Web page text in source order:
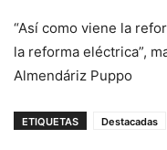
“Así como viene la
la reforma eléctrica”,
Almendáriz Puppo
ETIQUETAS Destacadas